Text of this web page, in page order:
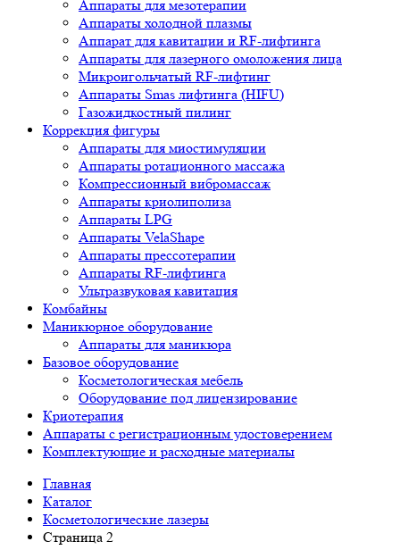
Аппараты для мезотерапии
Аппараты холодной плазмы
Аппарат для кавитации и RF-лифтинга
Аппараты для лазерного омоложения лица
Микроигольчатый RF-лифтинг
Аппараты Smas лифтинга (HIFU)
Газожидкостный пилинг
Коррекция фигуры
Аппараты для миостимуляции
Аппараты ротационного массажа
Компрессионный вибромассаж
Аппараты криолиполиза
Аппараты LPG
Аппараты VelaShape
Аппараты прессотерапии
Аппараты RF-лифтинга
Ультразвуковая кавитация
Комбайны
Маникюрное оборудование
Аппараты для маникюра
Базовое оборудование
Косметологическая мебель
Оборудование под лицензирование
Криотерапия
Аппараты c регистрационным удостоверением
Комплектующие и расходные материалы
Главная
Каталог
Косметологические лазеры
Страница 2